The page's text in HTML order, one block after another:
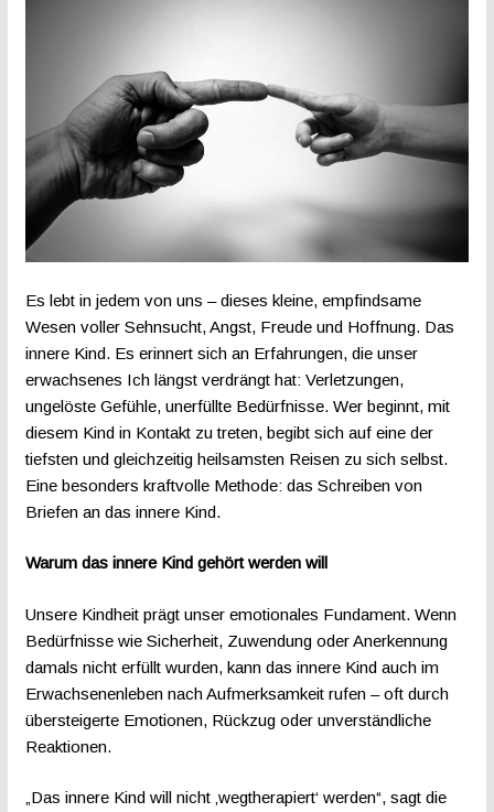
Es lebt in jedem von uns – dieses kleine, empfindsame
Wesen voller Sehnsucht, Angst, Freude und Hoffnung. Das
innere Kind. Es erinnert sich an Erfahrungen, die unser
erwachsenes Ich längst verdrängt hat: Verletzungen,
ungelöste Gefühle, unerfüllte Bedürfnisse. Wer beginnt, mit
diesem Kind in Kontakt zu treten, begibt sich auf eine der
tiefsten und gleichzeitig heilsamsten Reisen zu sich selbst.
Eine besonders kraftvolle Methode: das Schreiben von
Briefen an das innere Kind.
Warum das innere Kind gehört werden will
Unsere Kindheit prägt unser emotionales Fundament. Wenn
Bedürfnisse wie Sicherheit, Zuwendung oder Anerkennung
damals nicht erfüllt wurden, kann das innere Kind auch im
Erwachsenenleben nach Aufmerksamkeit rufen – oft durch
übersteigerte Emotionen, Rückzug oder unverständliche
Reaktionen.
„Das innere Kind will nicht ‚wegtherapiert‘ werden“, sagt die